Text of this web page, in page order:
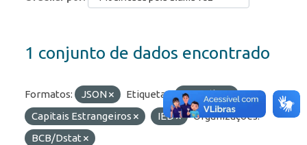
1 conjunto de dados encontrado
Formatos: JSON Etiquetas:
Portfólio
Capitais Estrangeiros
IED
Organizações:
BCB/Dstat